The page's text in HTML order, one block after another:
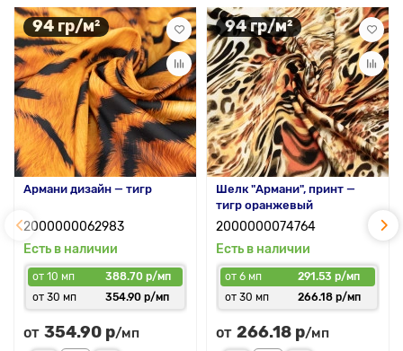
94 гр/м²
Армани дизайн — тигр
2000000062983
Есть в наличии
от 10 мп
388.70 р/мп
от 30 мп
354.90 р/мп
от 354.90 р/мп
94 гр/м²
Шелк "Армани", принт —
тигр оранжевый
2000000074764
Есть в наличии
от 6 мп
291.53 р/мп
от 30 мп
266.18 р/мп
от 266.18 р/мп